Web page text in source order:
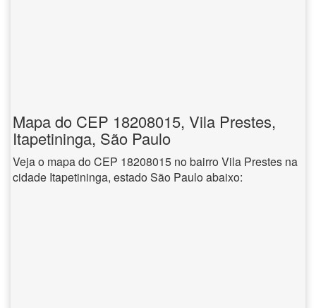
Mapa do CEP 18208015, Vila Prestes,
Itapetininga, São Paulo
Veja o mapa do CEP 18208015 no bairro Vila Prestes na
cidade Itapetininga, estado São Paulo abaixo: